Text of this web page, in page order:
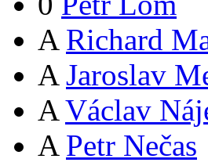
A Richard
A Jaroslav
A Václav
A Petr Nečas